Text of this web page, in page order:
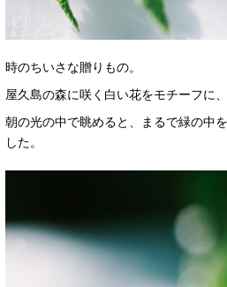
時のちいさな贈りもの。
屋久島の森に咲く白い花をモチーフに
朝の光の中で眺めると、まるで緑の中
した。